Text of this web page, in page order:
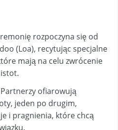
rozpoczyna się od
(Loa), recytując specjalne
mają na celu zwrócenie
ofiarowują
jeden po drugim,
i pragnienia, które chcą